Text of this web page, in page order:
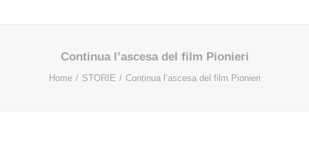
Continua l’ascesa del film Pionieri
Home STORIE Continua l’ascesa del film Pionieri